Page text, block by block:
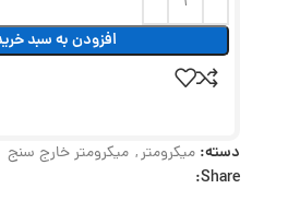
افزودن به سبد
دسته: میکرومتر, میکرومتر خارج سنج
Share: